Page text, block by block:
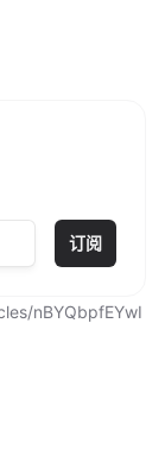
订阅
nBYQbpfEYwI